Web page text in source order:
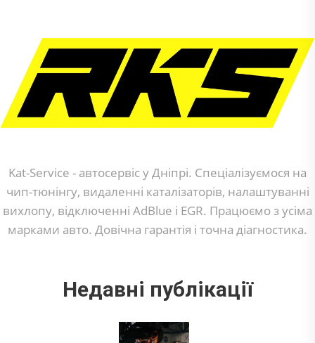
Kat-Service - автосервіс у Дніпрі. Спеціалізуємося на
чип-тюнінгу, видаленні каталізаторів, налаштуванні
вихлопу, відключенні AdBlue і EGR. Працюємо з усіма
марками авто. Довічна гарантія і точна діагностика.
Недавні публікації